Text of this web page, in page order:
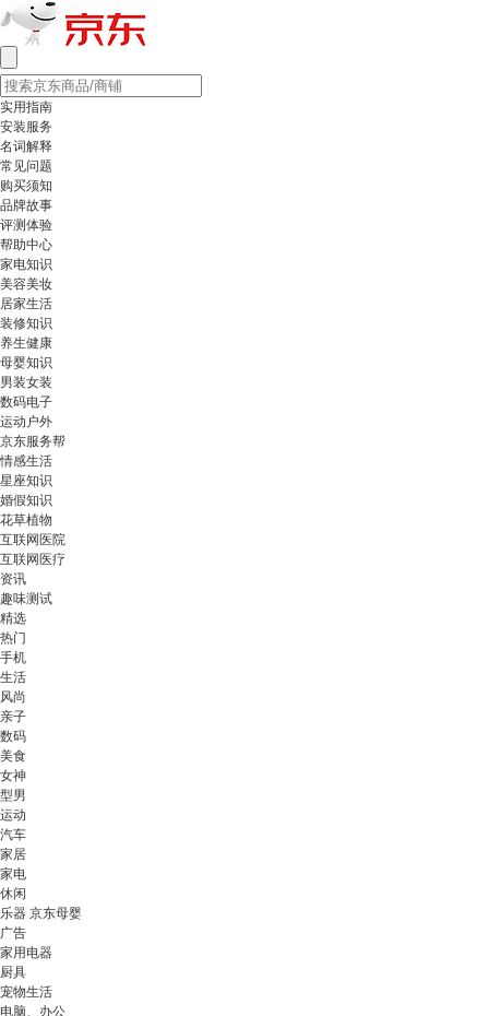
实用指南
安装服务
名词解释
常见问题
购买须知
品牌故事
评测体验
帮助中心
家电知识
美容美妆
居家生活
装修知识
养生健康
母婴知识
男装女装
数码电子
运动户外
京东服务帮
情感生活
星座知识
婚假知识
花草植物
互联网医院
互联网医疗
资讯
趣味测试
精选
热门
手机
生活
风尚
亲子
数码
美食
女神
型男
运动
汽车
家居
家电
休闲
乐器 京东母婴
广告
家用电器
厨具
宠物生活
电脑、办公